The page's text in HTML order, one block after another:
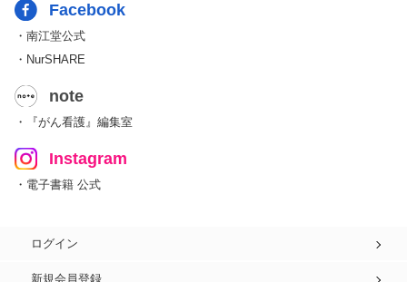
Facebook
・南江堂公式
・NurSHARE
note
・『がん看護』編集室
Instagram
・電子書籍 公式
ログイン
新規会員登録